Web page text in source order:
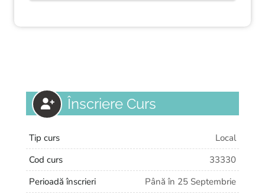
Înscriere Curs
Tip curs
Local
Cod curs
33330
Perioadă înscrieri
Până în 25 Septembrie